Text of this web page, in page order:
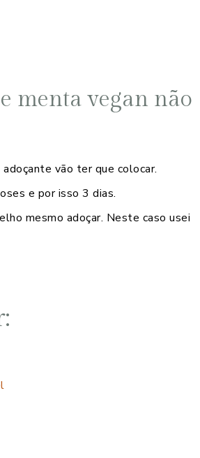
menta vegan não
vão ter que colocar.
e por isso 3 dias.
mesmo adoçar. Neste caso usei